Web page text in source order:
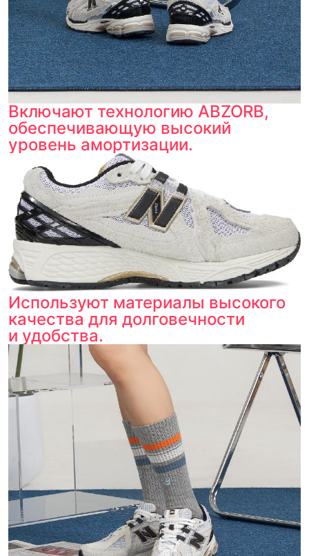
Включают технологию ABZORB,
обеспечивающую высокий
уровень амортизации.
Используют материалы высокого
качества для долговечности
и удобства.